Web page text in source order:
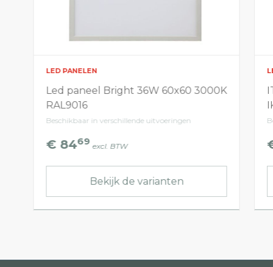
LED PANELEN
Led paneel Bright 36W 60x60 3000K
RAL9016
Beschikbaar in verschillende uitvoeringen
€ 8469 excl. BTW
Bekijk de varianten